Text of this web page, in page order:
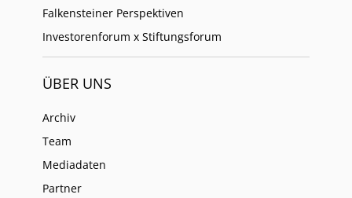
Falkensteiner Perspektiven
Investorenforum x Stiftungsforum
ÜBER UNS
Archiv
Team
Mediadaten
Partner